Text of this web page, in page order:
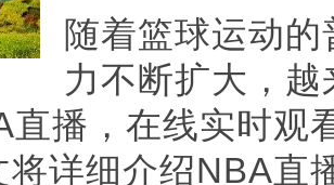
随着篮球运动
力不断扩大，
直播，在线实时观
将详细介绍NBA直